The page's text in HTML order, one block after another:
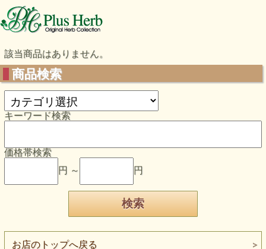
該当商品はありません。
商品検索
キーワード検索
価格帯検索
円 ～
円
お店のトップへ戻る